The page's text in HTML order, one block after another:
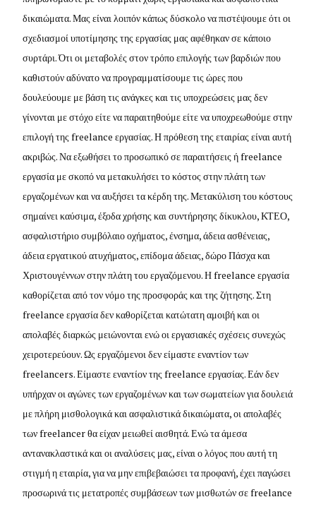
δικαιώματα. Μας είναι λοιπόν κάπως δύσκολο να πιστέψουμε ότι οι
σχεδιασμοί υποτίμησης της εργασίας μας αφέθηκαν σε κάποιο
συρτάρι. Ότι οι μεταβολές στον τρόπο επιλογής των βαρδιών που
καθιστούν αδύνατο να προγραμματίσουμε τις ώρες που
δουλεύουμε με βάση τις ανάγκες και τις υποχρεώσεις μας δεν
γίνονται με στόχο είτε να παραιτηθούμε είτε να υποχρεωθούμε στην
επιλογή της freelance εργασίας. Η πρόθεση της εταιρίας είναι αυτή
ακριβώς. Να εξωθήσει το προσωπικό σε παραιτήσεις ή freelance
εργασία με σκοπό να μετακυλήσει το κόστος στην πλάτη των
εργαζομένων και να αυξήσει τα κέρδη της. Μετακύλιση του κόστους
σημαίνει καύσιμα, έξοδα χρήσης και συντήρησης δίκυκλου, ΚΤΕΟ,
ασφαλιστήριο συμβόλαιο οχήματος, ένσημα, άδεια ασθένειας,
άδεια εργατικού ατυχήματος, επίδομα άδειας, δώρο Πάσχα και
Χριστουγέννων στην πλάτη του εργαζόμενου. Η freelance εργασία
καθορίζεται από τον νόμο της προσφοράς και της ζήτησης. Στη
freelance εργασία δεν καθορίζεται κατώτατη αμοιβή και οι
απολαβές διαρκώς μειώνονται ενώ οι εργασιακές σχέσεις συνεχώς
χειροτερεύουν. Ως εργαζόμενοι δεν είμαστε εναντίον των
freelancers. Είμαστε εναντίον της freelance εργασίας. Εάν δεν
υπήρχαν οι αγώνες των εργαζομένων και των σωματείων για δουλειά
με πλήρη μισθολογικά και ασφαλιστικά δικαιώματα, οι απολαβές
των freelancer θα είχαν μειωθεί αισθητά. Ενώ τα άμεσα
αντανακλαστικά και οι αναλύσεις μας, είναι ο λόγος που αυτή τη
στιγμή η εταιρία, για να μην επιβεβαιώσει τα προφανή, έχει παγώσει
προσωρινά τις μετατροπές συμβάσεων των μισθωτών σε freelance